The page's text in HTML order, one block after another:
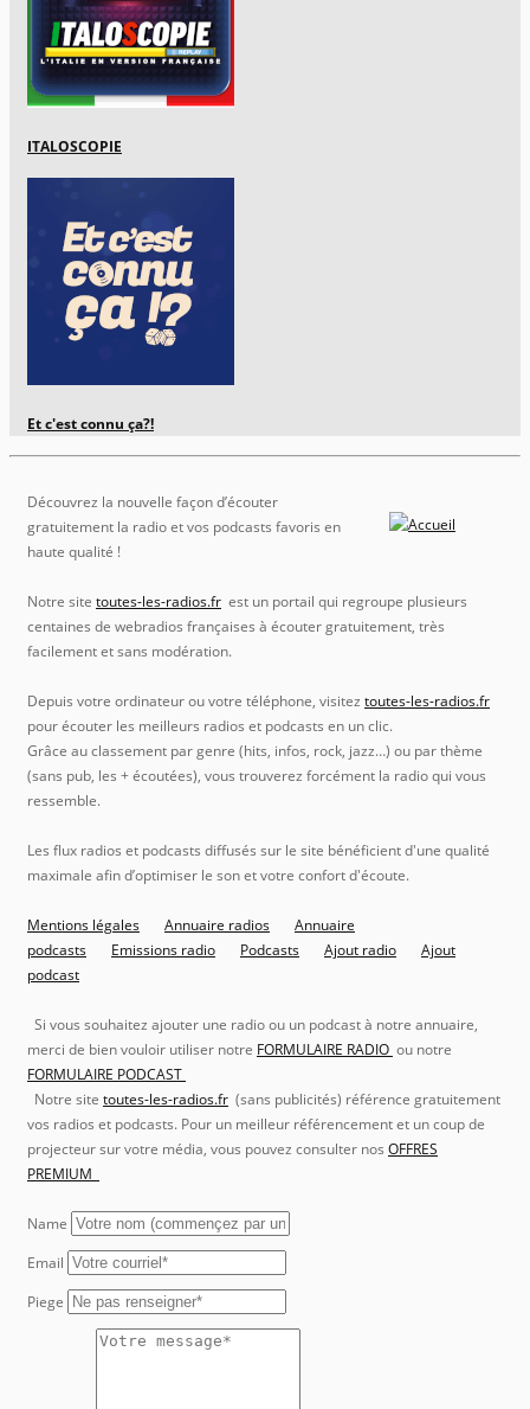
ITALOSCOPIE
Et c'est connu ça?!
Découvrez la nouvelle façon d’écouter
gratuitement la radio et vos podcasts favoris en
haute qualité !
Notre site toutes-les-radios.fr est un portail qui regroupe plusieurs
centaines de webradios françaises à écouter gratuitement, très
facilement et sans modération.
Depuis votre ordinateur ou votre téléphone, visitez toutes-les-radios.fr
pour écouter les meilleurs radios et podcasts en un clic.
Grâce au classement par genre (hits, infos, rock, jazz…) ou par thème
(sans pub, les + écoutées), vous trouverez forcément la radio qui vous
ressemble.
Les flux radios et podcasts diffusés sur le site bénéficient d'une qualité
maximale afin d’optimiser le son et votre confort d'écoute.
Mentions légales Annuaire radios
Annuaire
podcasts
Emissions radio Podcasts Ajout radio
Ajout
podcast
Si vous souhaitez ajouter une radio ou un podcast à notre annuaire,
merci de bien vouloir utiliser notre FORMULAIRE RADIO ou notre
FORMULAIRE PODCAST
Notre site toutes-les-radios.fr (sans publicités) référence gratuitement
vos radios et podcasts. Pour un meilleur référencement et un coup de
projecteur sur votre média, vous pouvez consulter nos OFFRES
PREMIUM
Name
Email
Piege